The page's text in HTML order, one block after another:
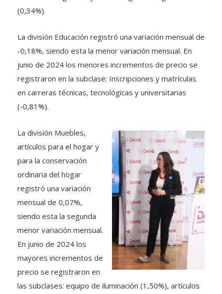
(0,34%).
La división Educación registró una variación mensual de
-0,18%, siendo esta la menor variación mensual. En
junio de 2024 los menores incrementos de precio se
registraron en la subclase: Inscripciones y matrículas
en carreras técnicas, tecnológicas y universitarias
(-0,81%).
La división Muebles,
artículos para el hogar y
para la conservación
ordinaria del hogar
registró una variación
mensual de 0,07%,
siendo esta la segunda
menor variación mensual.
En junio de 2024 los
mayores incrementos de
precio se registraron en
las subclases: equipo de iluminación (1,50%), artículos